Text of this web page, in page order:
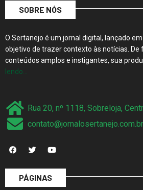
SOBRE NÓS
O Sertanejo é um jornal digital, lançado
objetivo de trazer contexto às notícias. De
conteúdos amplos e instigantes, sua
lendo…
Rua 20, nº 1118, Sobreloja,
contato@jornalosertanejo.com.br
PÁGINAS